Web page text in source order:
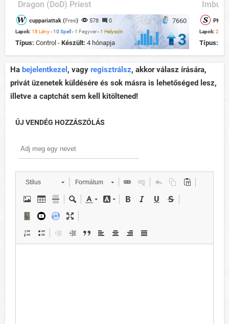
Dragon (DoD) Priest
7660
cuppariattak (Free) 578 0
Lapok: 18 Lény-10 Spell - 1 Fegyver-1 Helyszín
Típus: Control - Készült: 4 hónapja 3
Imbue
Lapok: 20
Típus:
Ha bejelentkezel , vagy regisztrálsz, akkor válasz írására,
privát üzenetek küldésére és sok másra is lehetőséged lesz,
illetve a captchát sem kell kitöltened!
ÚJ VENDÉG HOZZÁSZÓLÁS
Stílus Formátum